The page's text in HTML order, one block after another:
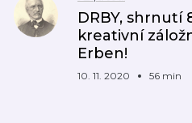
DRBY, shrnutí
kreativní
Erben!
10. 11. 2020 56 min